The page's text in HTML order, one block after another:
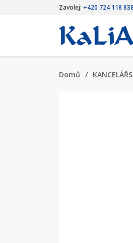
Zavolej: +420 724 118 838
Domů /